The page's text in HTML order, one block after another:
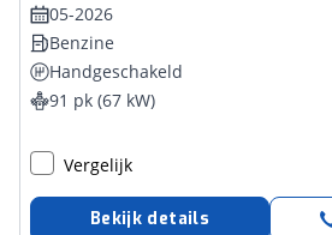
05-2026
Benzine
Handgeschakeld
91 pk (67 kW)
Vergelijk
Bekijk details